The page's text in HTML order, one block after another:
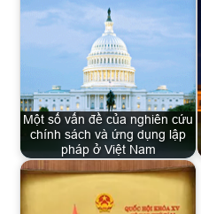
Một số vấn đề của nghiên cứu
chính sách và ứng dụng lập
pháp ở Việt Nam